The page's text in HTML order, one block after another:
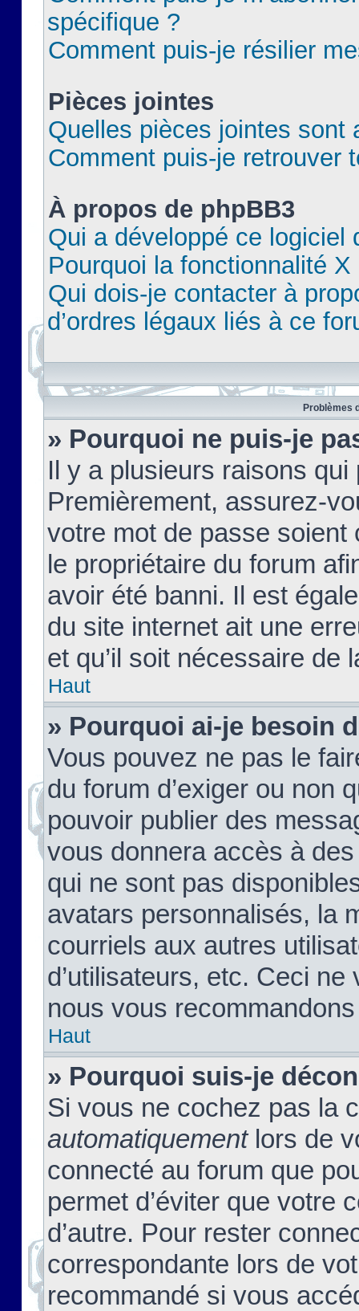
spécifique ?
Comment puis-je résilier
Pièces jointes
Quelles pièces jointes sont
Comment puis-je retrouver
À propos de phpBB3
Qui a développé ce logiciel
Pourquoi la fonctionnalité X
Qui dois-je contacter à
d’ordres légaux liés à ce
Problèmes
» Pourquoi ne puis-je
Il y a plusieurs raisons
Premièrement, assurez-
votre mot de passe soient
le propriétaire du forum
avoir été banni. Il est
du site internet ait une
et qu’il soit nécessaire de
Haut
» Pourquoi ai-je besoin
Vous pouvez ne pas le
du forum d’exiger ou non
pouvoir publier des
vous donnera accès à
qui ne sont pas
avatars personnalisés, la
courriels aux autres
d’utilisateurs, etc. Ceci
nous vous
Haut
» Pourquoi suis-je
Si vous ne cochez pas la
automatiquementlors de
connecté au forum que
permet d’éviter que votre
d’autre. Pour rester
correspondante lors de
recommandé si vous